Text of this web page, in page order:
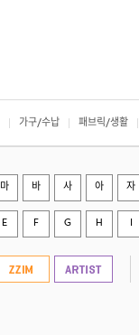
가구/수납 패브릭/생활
마 바 사 아 자
E F G H